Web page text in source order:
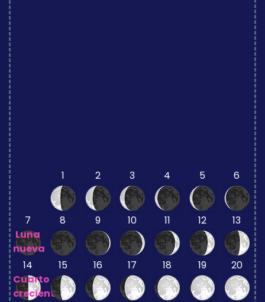
1 2 3 4 5 6
7
Luna
nueva
8 9 10 11 12 13
14
Cuarto
creciente
15 16 17 18 19 20